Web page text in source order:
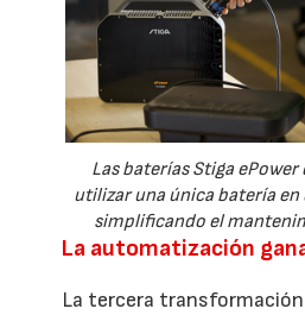
Las baterías Stiga
utilizar una única batería
simplificando el
La automatización
La tercera